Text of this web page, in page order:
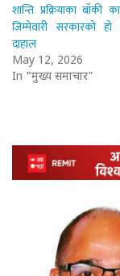
शान्ति प्रक्रियाका बाँकी
जिम्मेवारी सरकारको
दाहाल
May 12, 2026
In "मुख्य समाचार"